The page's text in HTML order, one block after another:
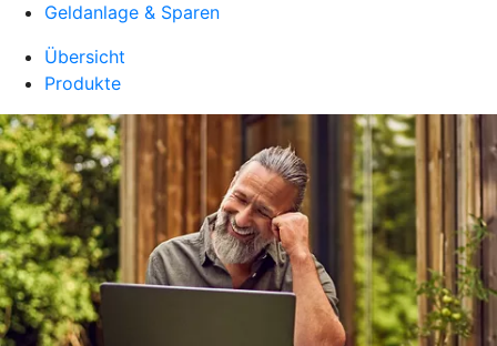
Geldanlage & Sparen
Übersicht
Produkte